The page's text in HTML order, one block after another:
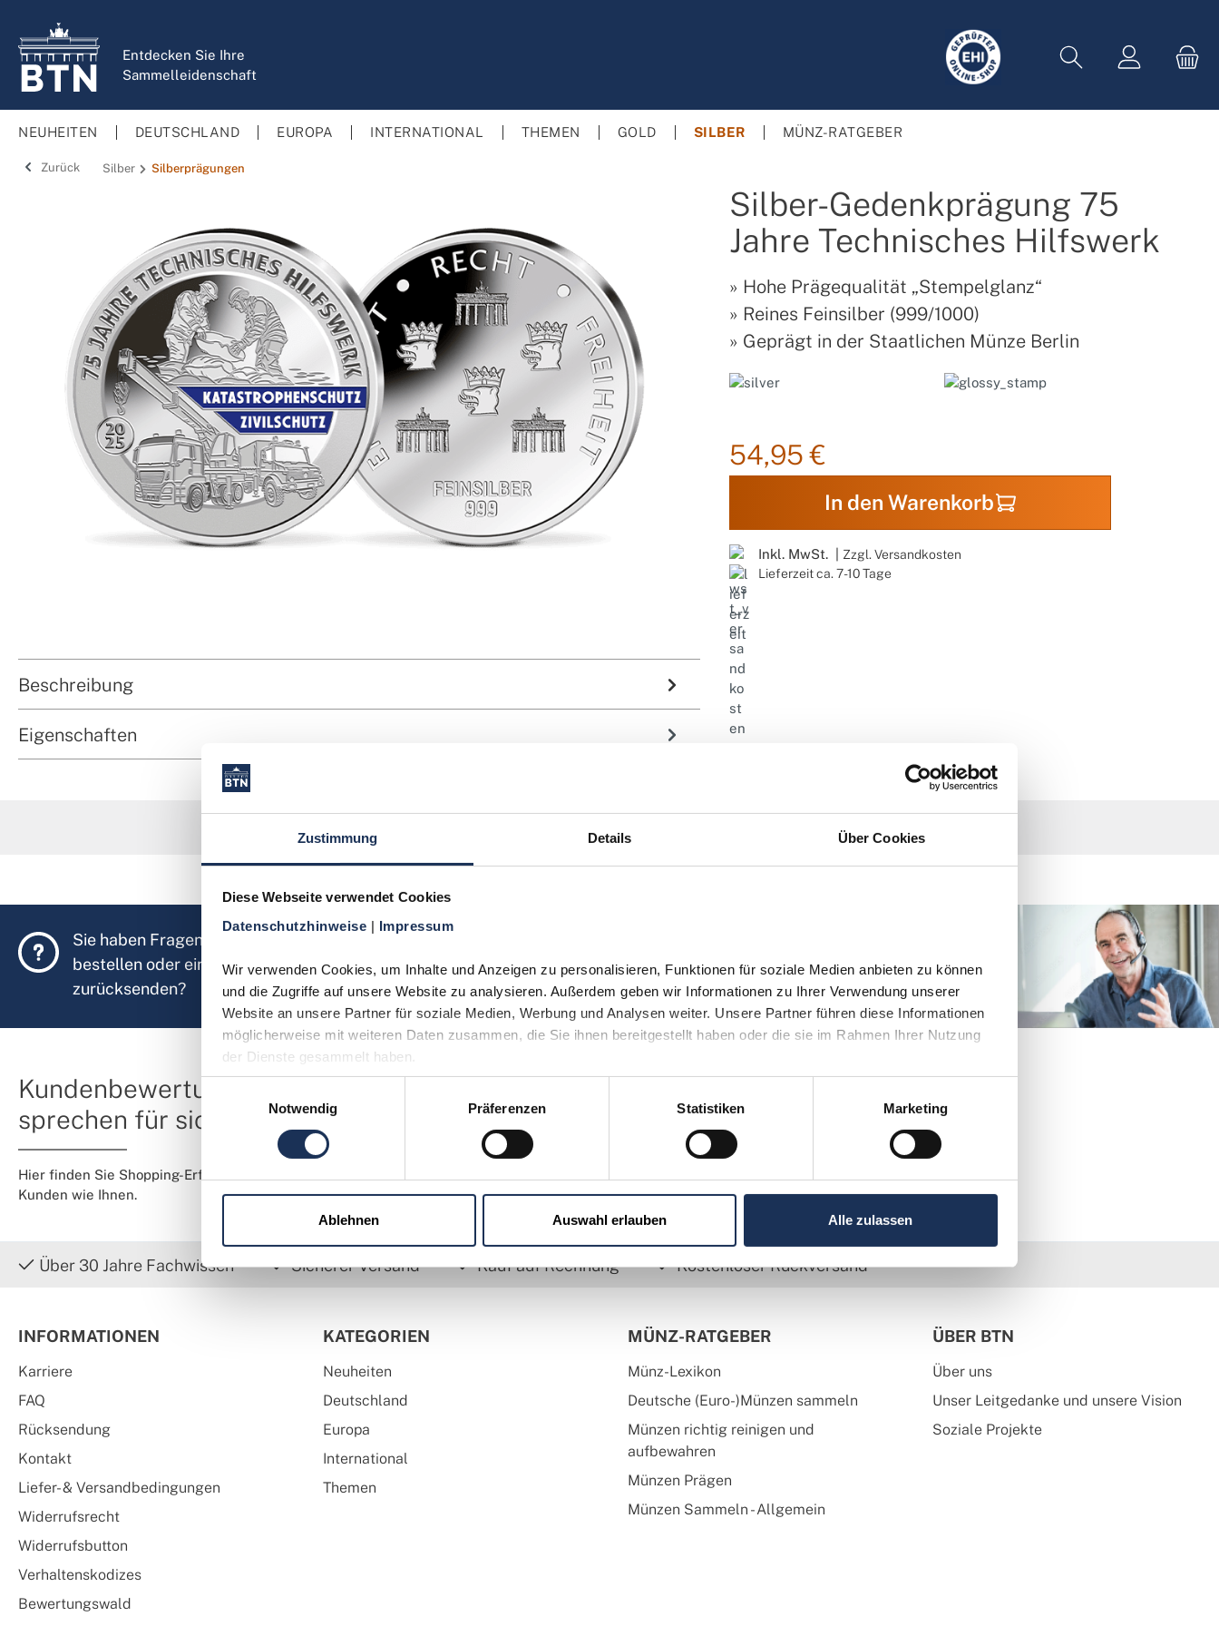
Zustimmung Details Über Cookies
Diese Webseite verwendet Cookies
Datenschutzhinweise | Impressum
Wir verwenden Cookies, um Inhalte und Anzeigen zu personalisieren, Funktionen für soziale Medien anbieten zu können
und die Zugriffe auf unsere Website zu analysieren. Außerdem geben wir Informationen zu Ihrer Verwendung unserer
Website an unsere Partner für soziale Medien, Werbung und Analysen weiter. Unsere Partner führen diese Informationen
möglicherweise mit weiteren Daten zusammen, die Sie ihnen bereitgestellt haben oder die sie im Rahmen Ihrer Nutzung
der Dienste gesammelt haben.
Notwendig
Präferenzen Statistiken Marketing
Ablehnen Auswahl erlauben Alle zulassen
Entdecken Sie Ihre
Sammelleidenschaft
NEUHEITEN DEUTSCHLAND EUROPA INTERNATIONAL THEMEN GOLD SILBER MÜNZ-RATGEBER
Zurück Silber Silberprägungen
Silber-Gedenkprägung 75
Jahre Technisches Hilfswerk
» Hohe Prägequalität „Stempelglanz“
» Reines Feinsilber (999/1000)
» Geprägt in der Staatlichen Münze Berlin
54,95 €
In den Warenkorb
Inkl. MwSt. | Zzgl. Versandkosten
Lieferzeit ca. 7-10 Tage
Beschreibung
Eigenschaften
Sie haben Fragen, möchten Münzen
bestellen oder eine Bestellung
zurücksenden?
uns aufnehmen?
(0)5304 906030
Kundenbewertungen
sprechen für sich
Hier finden Sie Shopping-Erfahrungen von
Kunden wie Ihnen.
Über 30 Jahre Fachwissen Sicherer Versand Kauf auf Rechnung Kostenloser Rückversand
INFORMATIONEN
Karriere
FAQ
Rücksendung
Kontakt
Liefer- & Versandbedingungen
Widerrufsrecht
Widerrufsbutton
Verhaltenskodizes
Bewertungswald
KATEGORIEN
Neuheiten
Deutschland
Europa
International
Themen
MÜNZ-RATGEBER
Münz-Lexikon
Deutsche (Euro-)Münzen sammeln
Münzen richtig reinigen und
aufbewahren
Münzen Prägen
Münzen Sammeln - Allgemein
ÜBER BTN
Über uns
Unser Leitgedanke und unsere Vision
Soziale Projekte